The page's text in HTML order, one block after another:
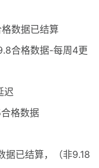
数据已结算
合格数据-每周4更
迟
格数据
据已结算，（非9.18